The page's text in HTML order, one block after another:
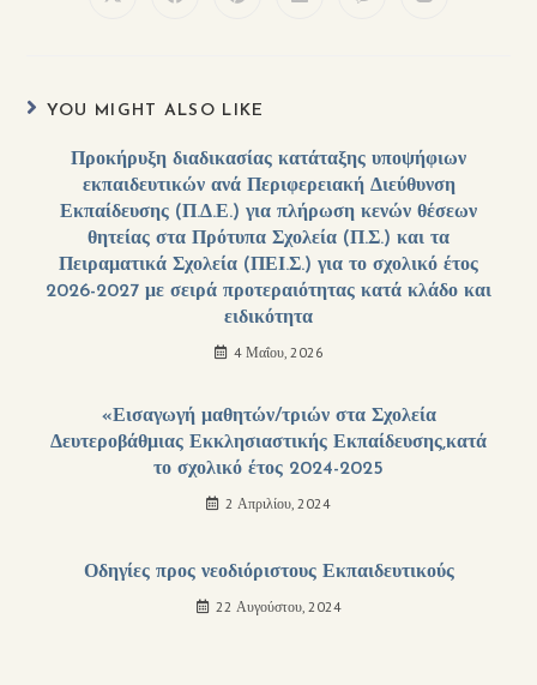
YOU MIGHT ALSO LIKE
Προκήρυξη διαδικασίας κατάταξης υποψήφιων
εκπαιδευτικών ανά Περιφερειακή Διεύθυνση
Εκπαίδευσης (Π.Δ.Ε.) για πλήρωση κενών θέσεων
θητείας στα Πρότυπα Σχολεία (Π.Σ.) και τα
Πειραματικά Σχολεία (ΠΕΙ.Σ.) για το σχολικό έτος
2026-2027 με σειρά προτεραιότητας κατά κλάδο και
ειδικότητα
4 Μαΐου, 2026
«Εισαγωγή μαθητών/τριών στα Σχολεία
Δευτεροβάθμιας Εκκλησιαστικής Εκπαίδευσης,κατά
το σχολικό έτος 2024-2025
2 Απριλίου, 2024
Οδηγίες προς νεοδιόριστους Εκπαιδευτικούς
22 Αυγούστου, 2024